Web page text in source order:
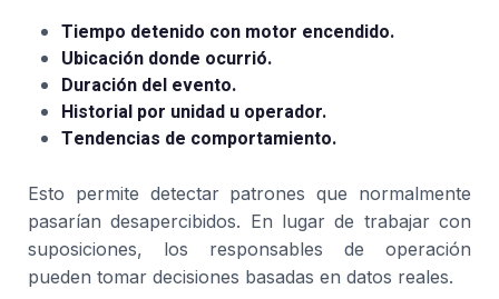
Tiempo detenido con motor encendido.
Ubicación donde ocurrió.
Duración del evento.
Historial por unidad u operador.
Tendencias de comportamiento.
Esto permite detectar patrones que normalmente
pasarían desapercibidos. En lugar de trabajar con
suposiciones, los responsables de operación
pueden tomar decisiones basadas en datos reales.